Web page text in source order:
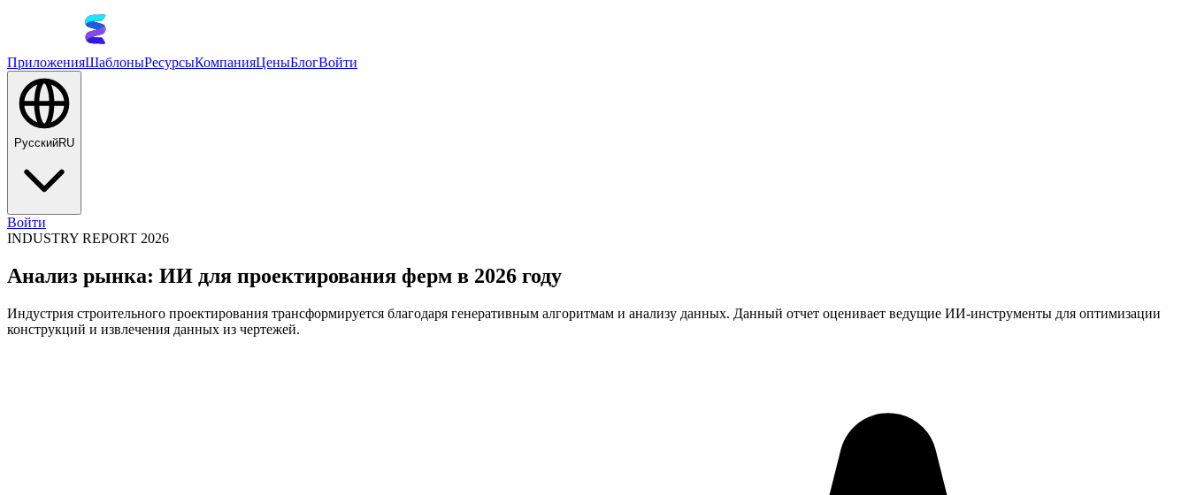
ПриложенияШаблоныРесурсыКомпанияЦеныБлогВойти
РусскийRU
Войти
INDUSTRY REPORT 2026
Анализ рынка: ИИ для проектирования ферм в 2026 году
Индустрия строительного проектирования трансформируется благодаря генеративным алгоритмам и анализу данных. Данный отчет оценивает ведущие ИИ-инструменты для оптимизации
конструкций и извлечения данных из чертежей.